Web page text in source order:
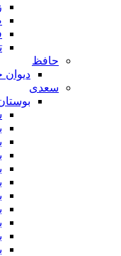
حافظ
سعدی